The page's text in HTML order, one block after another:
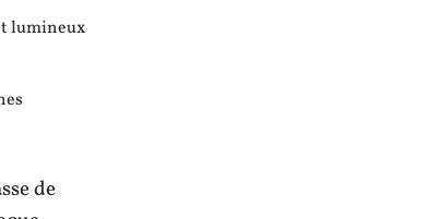
lumineux
de